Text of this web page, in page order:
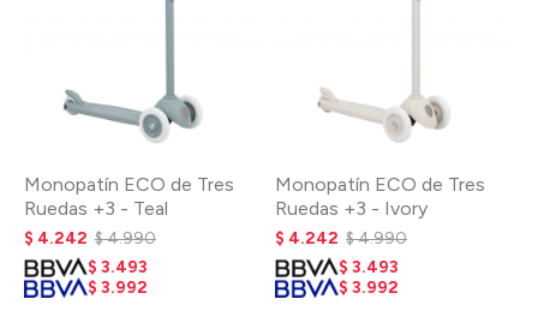
Monopatín ECO de Tres
Ruedas +3 - Teal
$ 4.242 $4.990
$ 3.493
$ 3.992
Monopatín ECO de Tres
Ruedas +3 - Ivory
$ 4.242 $4.990
$ 3.493
$ 3.992